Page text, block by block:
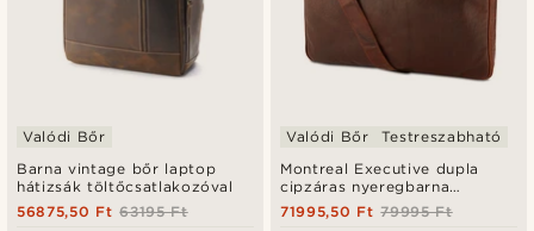
Barna vintage bőr laptop
hátizsák töltőcsatlakozóval
Valódi Bőr
63195 Ft
56875,50 Ft
Montreal Executive dupla
cipzáras nyeregbarna
bőrtáska
Valódi Bőr Testreszabható
79995 Ft
71995,50 Ft